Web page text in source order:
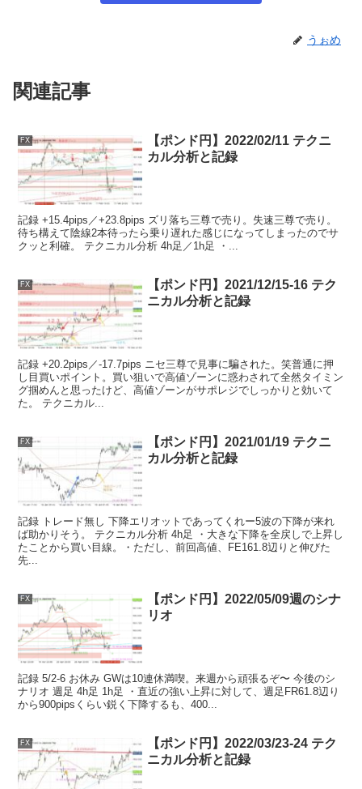
うぉめ
関連記事
FX
【ポンド円】2022/02/11 テクニ
カル分析と記録
記録 +15.4pips／+23.8pips ズリ落ち三尊で売り。失速三尊で売り。
待ち構えて陰線2本待ったら乗り遅れた感じになってしまったのでサ
クッと利確。 テクニカル分析 4h足／1h足 ・...
FX
【ポンド円】2021/12/15-16 テク
ニカル分析と記録
記録 +20.2pips／-17.7pips ニセ三尊で見事に騙された。笑普通に押
し目買いポイント。買い狙いで高値ゾーンに惑わされて全然タイミン
グ掴めんと思ったけど、高値ゾーンがサポレジでしっかりと効いて
た。 テクニカル...
FX
【ポンド円】2021/01/19 テクニ
カル分析と記録
記録 トレード無し 下降エリオットであってくれー5波の下降が来れ
ば助かりそう。 テクニカル分析 4h足 ・大きな下降を全戻しで上昇し
たことから買い目線。・ただし、前回高値、FE161.8辺りと伸びた
先...
FX
【ポンド円】2022/05/09週のシナ
リオ
記録 5/2-6 お休み GWは10連休満喫。来週から頑張るぞ〜 今後のシ
ナリオ 週足 4h足 1h足 ・直近の強い上昇に対して、週足FR61.8辺り
から900pipsくらい鋭く下降するも、400...
FX
【ポンド円】2022/03/23-24 テク
ニカル分析と記録